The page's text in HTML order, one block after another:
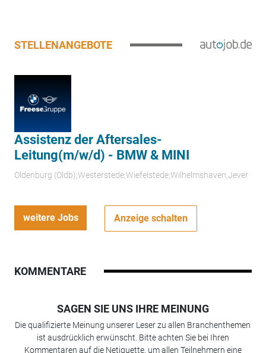
STELLENANGEBOTE
Assistenz der Aftersales-
Leitung(m/w/d) - BMW & MINI
Oldenburg (Oldb);Westerstede;Wiefelstede;Wilhelmshaven;Jever
weitere Jobs Anzeige schalten
KOMMENTARE
SAGEN SIE UNS IHRE MEINUNG
Die qualifizierte Meinung unserer Leser zu allen Branchenthemen
ist ausdrücklich erwünscht. Bitte achten Sie bei Ihren
Kommentaren auf die Netiquette, um allen Teilnehmern eine